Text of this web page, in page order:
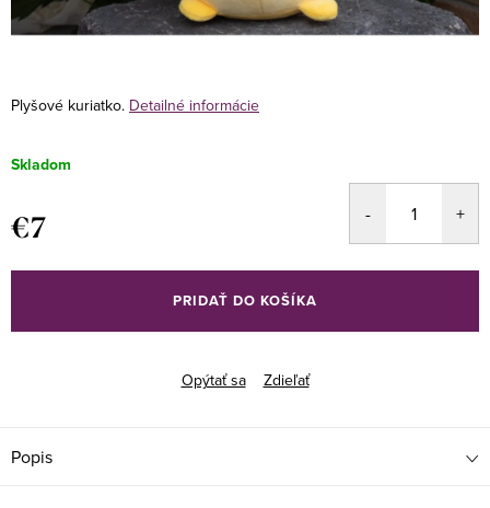
Plyšové kuriatko. Detailné informácie
Skladom
€7
cena:
PRIDAŤ DO KOŠÍKA
Opýtať sa Zdieľať
Popis